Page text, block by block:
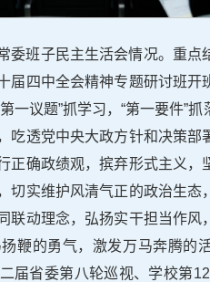
委班子民主生活会情况。重点
届四中全会精神专题研讨班开
一议题”抓学习，“第一要件”
吃透党中央大政方针和决策部
正确政绩观，摈弃形式主义，
切实维护风清气正的政治生态
联动理念，弘扬实干担当作风
鞭的勇气，激发万马奔腾的
届省委第八轮巡视、学校第